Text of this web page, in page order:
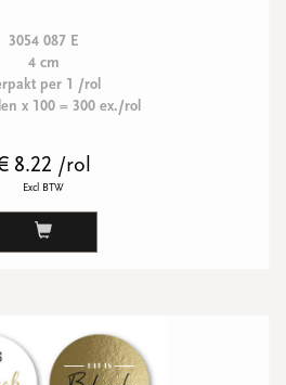
3054 087 E
4 cm
per 1 /rol
x 100 = 300 ex./rol
8.22 /rol
Excl BTW